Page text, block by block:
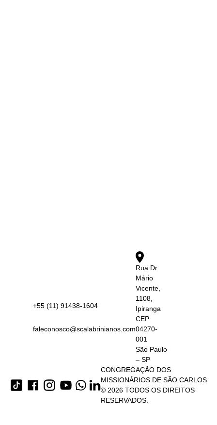
+55 (11) 91438-1604
faleconosco@scalabrinianos.com
Rua Dr.
Mário
Vicente,
1108,
Ipiranga
CEP
04270-
001
São Paulo
– SP
CONGREGAÇÃO DOS
MISSIONÁRIOS DE SÃO CARLOS
© 2026 TODOS OS DIREITOS
RESERVADOS.